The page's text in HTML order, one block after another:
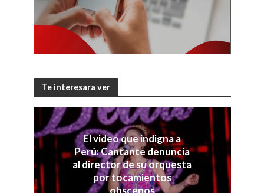
Te interesara ver
El video que indigna a
Perú: Cantante denuncia
al director de su orquesta
por tocamientos
obscenos